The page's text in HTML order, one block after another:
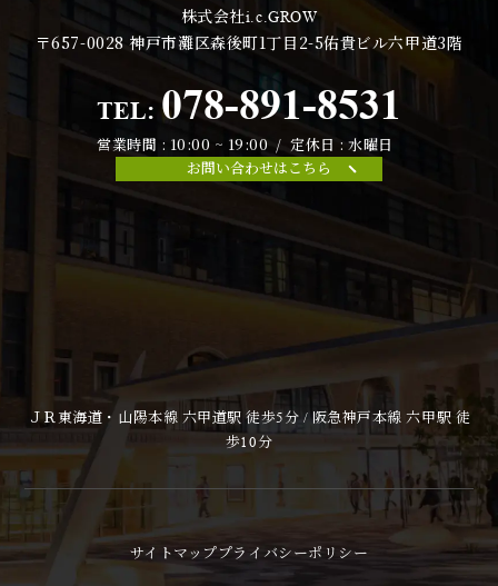
株式会社i.c.GROW
〒657-0028神戸市灘区森後町1丁目2-5佑貴ビル六甲道3階
TEL: 078-891-8531
営業時間 : 10:00 ~ 19:00 / 定休日 : 水曜日
お問い合わせはこちら
ＪＲ東海道・山陽本線 六甲道駅 徒歩5分 / 阪急神戸本線 六甲駅 徒
歩10分
サイトマップ プライバシーポリシー